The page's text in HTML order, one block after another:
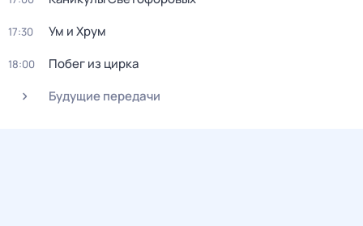
17:30 Ум и Хрум
18:00
Побег из цирка
Будущие передачи